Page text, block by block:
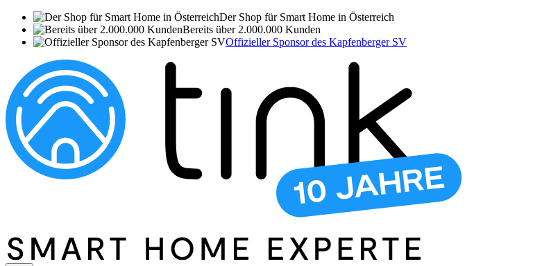
Der Shop für Smart Home in Österreich
Bereits über 2.000.000 Kunden
Offizieller Sponsor des Kapfenberger SV